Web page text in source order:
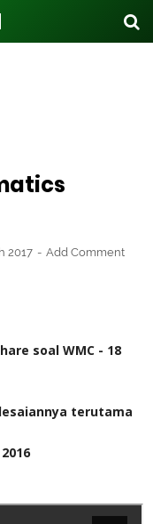
2017 Add Comment
soal WMC - 18
terutama